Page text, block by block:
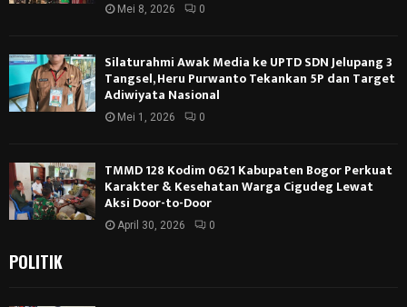
Mei 8, 2026 0
Silaturahmi Awak Media ke UPTD SDN Jelupang 3
Tangsel, Heru Purwanto Tekankan 5P dan Target
Adiwiyata Nasional
Mei 1, 2026 0
TMMD 128 Kodim 0621 Kabupaten Bogor Perkuat
Karakter & Kesehatan Warga Cigudeg Lewat
Aksi Door-to-Door
April 30, 2026 0
POLITIK